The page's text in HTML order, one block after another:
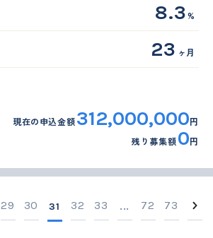
8.3%
23 ヶ月
現在の申込金額312,000,000円
残り募集額0円
29 30 31 32 33 ... 72 73